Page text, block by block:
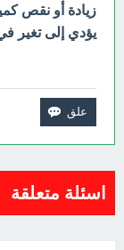
زيادة أو نقص
يؤدي إلى تغير
اسئلة متعلقة